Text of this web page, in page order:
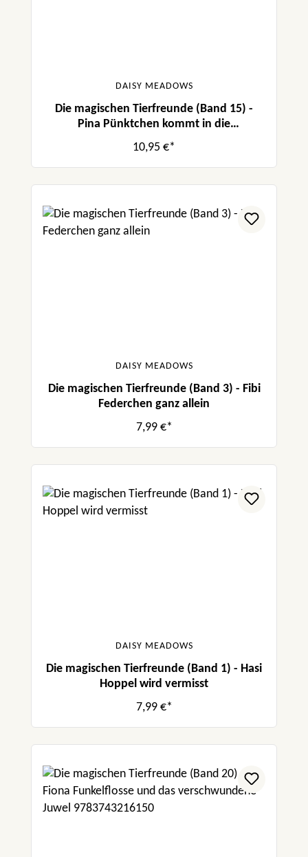
DAISY MEADOWS
Die magischen Tierfreunde (Band 15) -
Pina Pünktchen kommt in die
Zauberschule
10,95 €*
DAISY MEADOWS
Die magischen Tierfreunde (Band 3) - Fibi
Federchen ganz allein
7,99 €*
DAISY MEADOWS
Die magischen Tierfreunde (Band 1) - Hasi
Hoppel wird vermisst
7,99 €*